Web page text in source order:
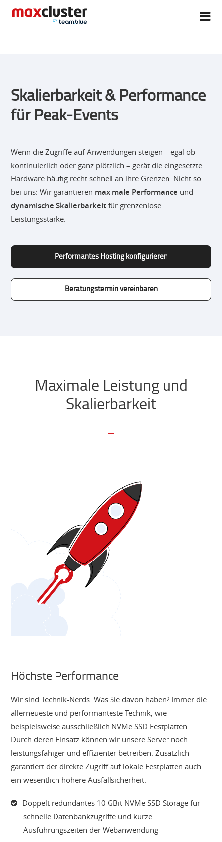
Skalierbarkeit & Performance
für Peak-Events
Wenn die Zugriffe auf Anwendungen steigen – egal ob
kontinuierlich oder ganz plötzlich – gerät die eingesetzte
Hardware häufig recht schnell an ihre Grenzen. Nicht so
bei uns: Wir garantieren maximale Performance und
dynamische Skalierbarkeit für grenzenlose
Leistungsstärke.
Performantes Hosting konfigurieren
Beratungstermin vereinbaren
Maximale Leistung und
Skalierbarkeit
Höchste Performance
Wir sind Technik-Nerds. Was Sie davon haben? Immer die
allerneueste und performanteste Technik, wie
beispielsweise ausschließlich NVMe SSD Festplatten.
Durch deren Einsatz können wir unsere Server noch
leistungsfähiger und effizienter betreiben. Zusätzlich
garantiert der direkte Zugriff auf lokale Festplatten auch
ein wesentlich höhere Ausfallsicherheit.
Doppelt redundantes 10 GBit NVMe SSD Storage für
schnelle Datenbankzugriffe und kurze
Ausführungszeiten der Webanwendung